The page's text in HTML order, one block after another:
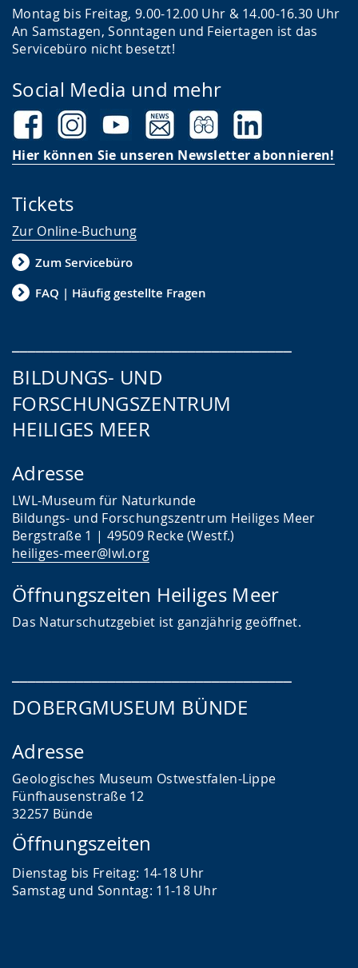
Montag bis Freitag, 9.00-12.00 Uhr & 14.00-16.30 Uhr
An Samstagen, Sonntagen und Feiertagen ist das
Servicebüro nicht besetzt!
Social Media und mehr
Hier können Sie unseren Newsletter abonnieren!
Tickets
Zur Online-Buchung
Zum Servicebüro
FAQ | Häufig gestellte Fragen
BILDUNGS- UND
FORSCHUNGSZENTRUM
HEILIGES MEER
Adresse
LWL-Museum für Naturkunde
Bildungs- und Forschungszentrum Heiliges Meer
Bergstraße 1 | 49509 Recke (Westf.)
heiliges-meer@lwl.org
Öffnungszeiten Heiliges Meer
Das Naturschutzgebiet ist ganzjährig geöffnet.
DOBERGMUSEUM BÜNDE
Adresse
Geologisches Museum Ostwestfalen-Lippe
Fünfhausenstraße 12
32257 Bünde
Öffnungszeiten
Dienstag bis Freitag: 14-18 Uhr
Samstag und Sonntag: 11-18 Uhr